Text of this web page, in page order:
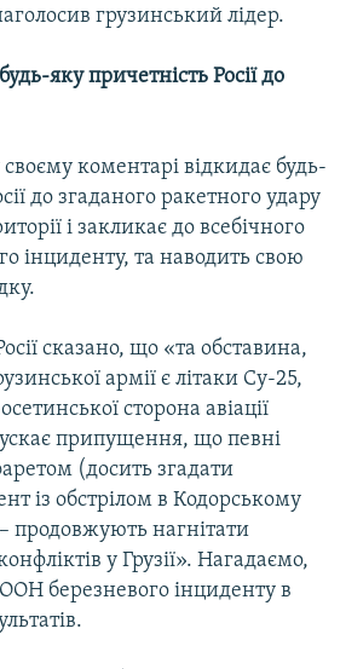
грузинський лідер.
яку причетність Росії до
коментарі відкидає будь-
до згаданого ракетного удару
і закликає до всебічного
інциденту, та наводить свою
сказано, що «та обставина,
армії є літаки Су-25,
сторона авіації
припущення, що певні
(досить згадати
із обстрілом в Кодорському
– продовжують нагнітати
у Грузії». Нагадаємо,
березневого інциденту в